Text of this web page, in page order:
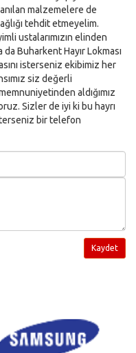
malzemelere de
tehdit etmeyelim.
ustalarımızın elinden
Buharkent Hayır Lokması
isterseniz ekibimiz her
siz değerli
aldığımız
Sizler de iyi ki bu hayrı
bir telefon
Kaydet